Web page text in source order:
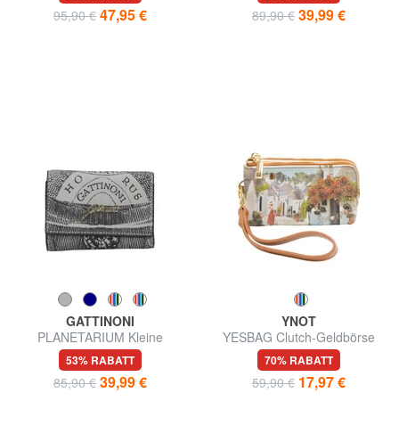
95,90 € 47,95 € 89,90 € 39,99 €
GATTINONI
PLANETARIUM Kleine
Geldbörse mit Überschlag
53% RABATT
85,90 € 39,99 €
YNOT
YESBAG Clutch-Geldbörse
mit Handgelenktasche
70% RABATT
59,90 € 17,97 €